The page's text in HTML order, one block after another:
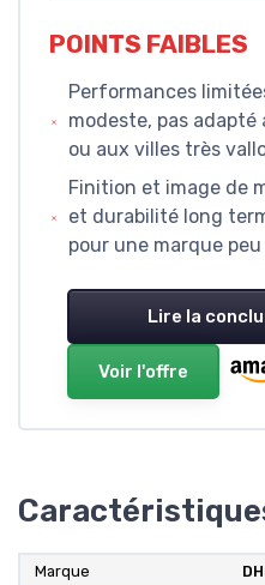
POINTS FAIBLES
Performances
modeste, pas
ou aux villes très
Finition et image de
et durabilité long
pour une marque
Lire la
Voir l'offre
Marque